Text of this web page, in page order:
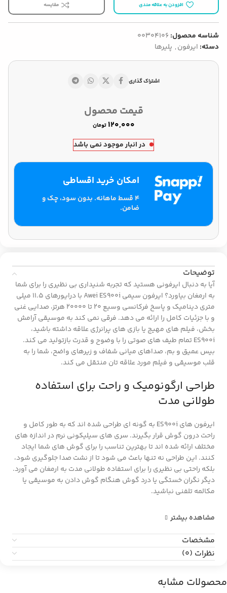
افزودن به علاقه مندی مقایسه
شناسه محصول: 00304106
دسته: ایرفون, پلیرها
اشتراک گذاری
قیمت محصول
تومان
در انبار موجود نمی باشد
امکان خرید اقساطی
۴ قسط ماهانه. بدون سود، چک و
ضامن.
توضیحات
آیا به دنبال ایرفونی هستید که تجربه شنیداری بی نظیری را برای شما
به ارمغان بیاورد؟ ایرفون سیمی Awei ES900i با درایورهای 11.5 میلی
متری دینامیک و پاسخ فرکانسی وسیع 20 تا 20000 هرتز، صدایی غنی
و با جزئیات کامل را ارائه می دهد. فرقی نمی کند به موسیقی آرامش
بخش، فیلم های مهیج یا بازی های پرانرژی علاقه داشته باشید،
ES900i تمام طیف های صوتی را با وضوح و قدرت بازتولید می کند.
بیس عمیق و بم، صداهای میانی شفاف و زیرهای واضح، شما را به
قلب موسیقی و فیلم مورد علاقه تان منتقل می کند.
طراحی ارگونومیک و راحت برای استفاده
طولانی مدت
ایرفون های ES900i به گونه ای طراحی شده اند که به طور کامل و
راحت درون گوش قرار بگیرند. سری های سیلیکونی نرم در اندازه های
مختلف ارائه شده اند تا بهترین تناسب را برای گوش های شما ایجاد
کنند. این طراحی نه تنها باعث می شود تا از نشت صدا جلوگیری شود،
بلکه راحتی بی نظیری را برای استفاده طولانی مدت به ارمغان می آورد.
دیگر نگران خستگی یا درد گوش هنگام گوش دادن به موسیقی یا
مکالمه تلفنی نباشید.
مشاهده بیشتر
مشخصات
نظرات (0)
محصولات مشابه